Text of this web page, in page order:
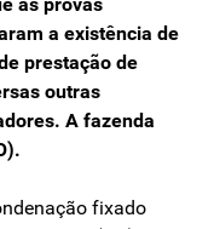
as provas
a existência de
prestação de
outras
A fazenda
fixado